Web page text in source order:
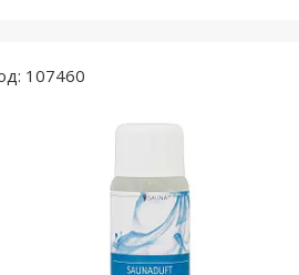
107460